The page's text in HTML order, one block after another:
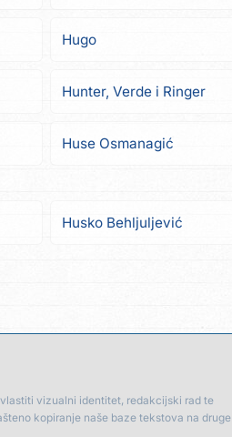
Hugo
Hunter, Verde i Ringer
Huse Osmanagić
Husko Behljuljević
vizualni identitet, redakcijski rad te
kopiranje naše baze tekstova na druge